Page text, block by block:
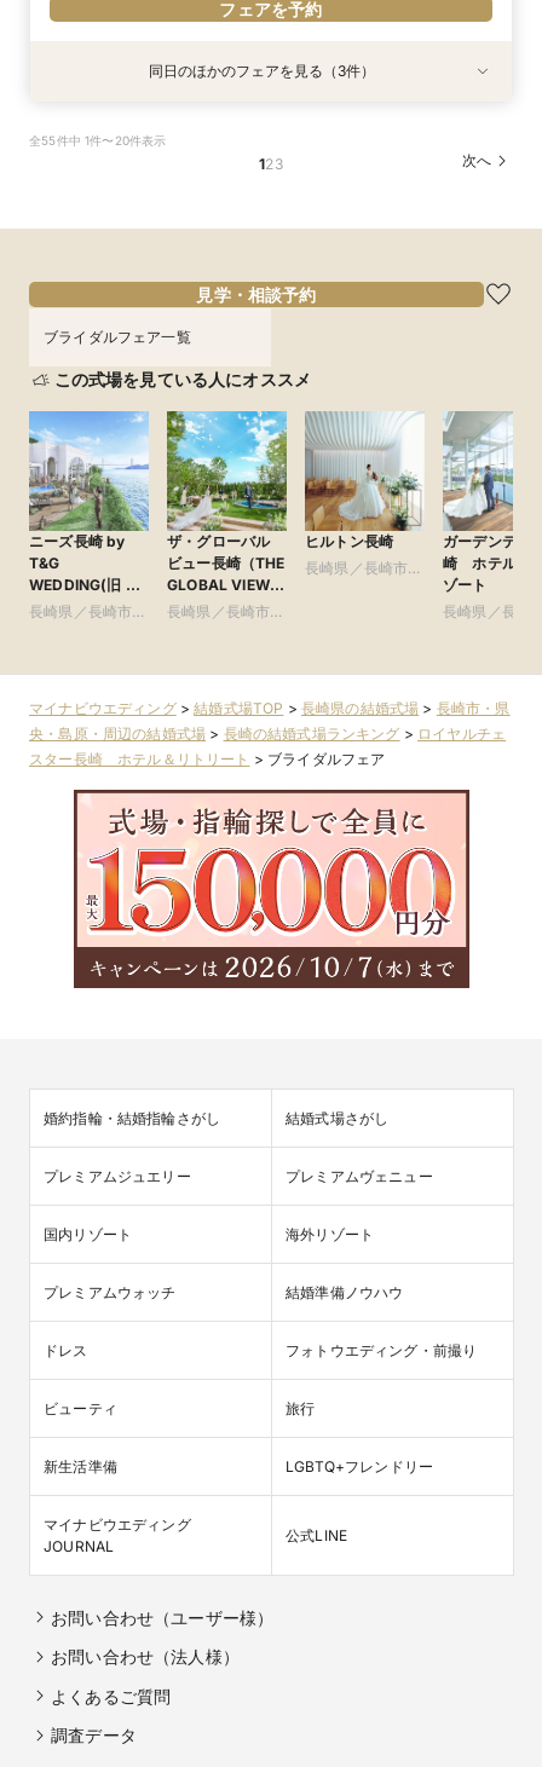
フェアを予約
衣装試着 特典あり
9/11
OFF*来館特典×無料試食付
フェアを予約
特典あり
9/11
トGET！特典・試食フェア
フェアを予約
衣装試着 特典あり
9/11
150万円割引×来館特典ギフト券１万円
フェアを予約
同日のほかのフェアを見る（3件）
全55件中 1件〜20件表示
123 次へ
見学・相談予約
ブライダルフェア一覧
この式場を見ている人にオススメ
ニーズ長崎 by
T&G
WEDDING(旧 ベ
イサイド迎賓館
長崎県／長崎市・
ザ・グローバル
ビュー長崎（THE
GLOBAL VIEW長
崎）
長崎県／長崎市・
ヒルトン長崎
長崎県／長崎市・
ガーデンテラ
崎 ホテル＆
ゾート
長崎県／長崎
マイナビウエディング>結婚式場TOP > 長崎県の結婚式場 > 長崎市・県
央・島原・周辺の結婚式場 > 長崎の結婚式場ランキング > ロイヤルチェ
スター長崎 ホテル＆リトリート > ブライダルフェア
婚約指輪・結婚指輪さがし 結婚式場さがし
プレミアムジュエリー プレミアムヴェニュー
国内リゾート 海外リゾート
プレミアムウォッチ 結婚準備ノウハウ
ドレス フォトウエディング・前撮り
ビューティ 旅行
新生活準備 LGBTQ+フレンドリー
マイナビウエディング
JOURNAL
公式LINE
お問い合わせ（ユーザー様）
お問い合わせ（法人様）
よくあるご質問
調査データ